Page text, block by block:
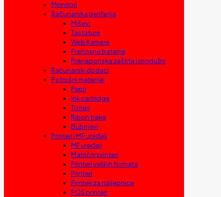
Monitori
Računarska periferija
Miševi
Tastature
Web Kamere
Prenosne baterije
Prenaponska zaštita i produžni
Računarski dodaci
Potrošni materijal
Papir
Ink cartridge
Toneri
Ribon trake
Bubnjevi
Printeri i MF uređaji
MF uređaji
Matrični printeri
Printeri velikih formata
Printeri
Printeri za naljepnice
POS printeri